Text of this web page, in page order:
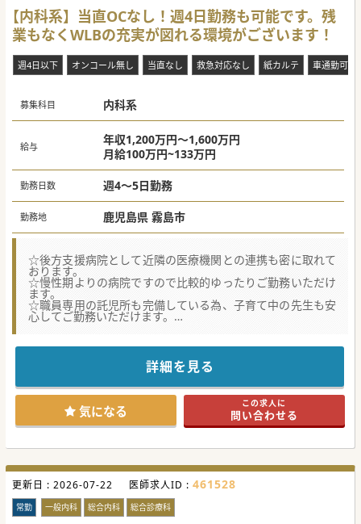
【内科系】当直OCなし！週4日勤務も可能です。残
業もなくWLBの充実が図れる環境がございます！
週4日以下 オンコール無し 当直なし 救急対応なし 紙カルテ 車通勤可
募集科目 内科系
給与
年収1,200万円～1,600万円
月給100万円~133万円
勤務日数 週4～5日勤務
勤務地 鹿児島県 霧島市
☆後方支援病院として近隣の医療機関との連携も密に取れて
おります。
☆慢性期よりの病院ですので比較的ゆったりご勤務いただけ
ます。
☆職員専用の託児所も完備している為、子育て中の先生も安
心してご勤務いただけます。
霧島市内中心部にございます、療養型寄りのケアミックス病
この度、内科体制強化の為医師を募集しております。
近隣に同法人が運営する関連施設もあり経営も安定しており
ますので、
腰を据えて長くご勤務いただける環境がございます。
少しでもご興味がございましたらお気軽にお問合せくださ
い！
#秋入職可
詳細を見る
気になる この求人に
問い合わせる
更新日 : 2026-07-22 医師求人ID : 461528
常勤 一般内科 総合内科 総合診療科